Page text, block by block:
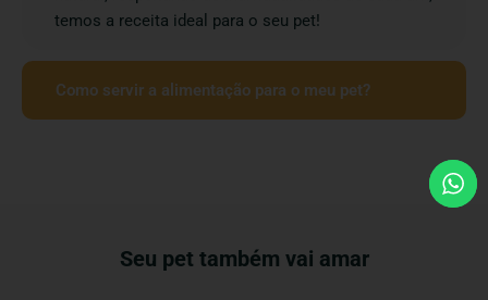
temos a receita ideal para o seu pet!
Como servir a alimentação para o meu pet?
Seu pet também vai amar